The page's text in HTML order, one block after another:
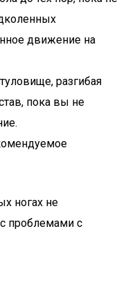
движение на
разгибая
пока вы не
ногах не
проблемами с